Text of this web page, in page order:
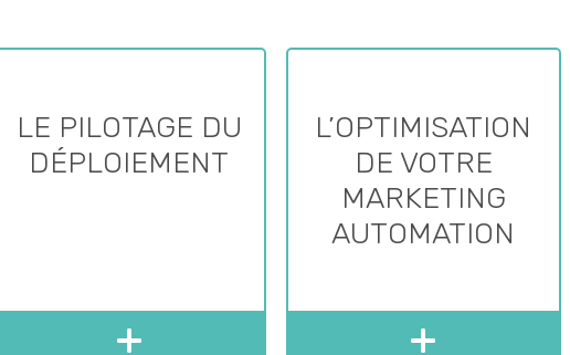
LE PILOTAGE DU
DÉPLOIEMENT
L’OPTIMISATION
DE VOTRE
MARKETING
AUTOMATION